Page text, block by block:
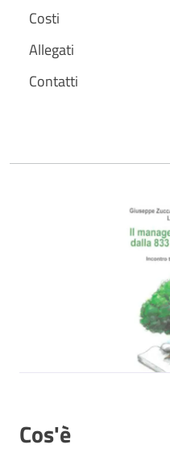
Costi
Allegati
Contatti
Cos'è